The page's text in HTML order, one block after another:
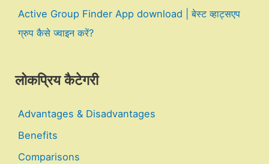
Active Group Finder App download | बेस्ट व्हाट्सएप
ग्रुप कैसे ज्वाइन करें?
लोकप्रिय कैटेगरी
Advantages & Disadvantages
Benefits
Comparisons